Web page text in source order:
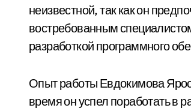
неизвестной, так как он
востребованным
разработкой программного
Опыт работы Евдокимова
время он успел поработать в